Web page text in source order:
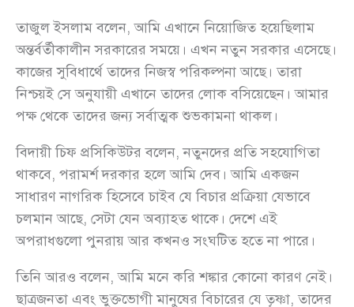
তাজুল ইসলাম বলেন, আমি এখানে নিয়োজিত হয়েছিলাম
অন্তর্বর্তীকালীন সরকারের সময়ে। এখন নতুন সরকার এসেছে।
কাজের সুবিধার্থে তাদের নিজস্ব পরিকল্পনা আছে। তারা
নিশ্চয়ই সে অনুযায়ী এখানে তাদের লোক বসিয়েছেন। আমার
পক্ষ থেকে তাদের জন্য সর্বাত্মক শুভকামনা থাকল।
বিদায়ী চিফ প্রসিকিউটর বলেন, নতুনদের প্রতি সহযোগিতা
থাকবে, পরামর্শ দরকার হলে আমি দেব। আমি একজন
সাধারণ নাগরিক হিসেবে চাইব যে বিচার প্রক্রিয়া যেভাবে
চলমান আছে, সেটা যেন অব্যাহত থাকে। দেশে এই
অপরাধগুলো পুনরায় আর কখনও সংঘটিত হতে না পারে।
তিনি আরও বলেন, আমি মনে করি শঙ্কার কোনো কারণ নেই।
ছাত্রজনতা এবং ভুক্তভোগী মানুষের বিচারের যে তৃষ্ণা, তাদের